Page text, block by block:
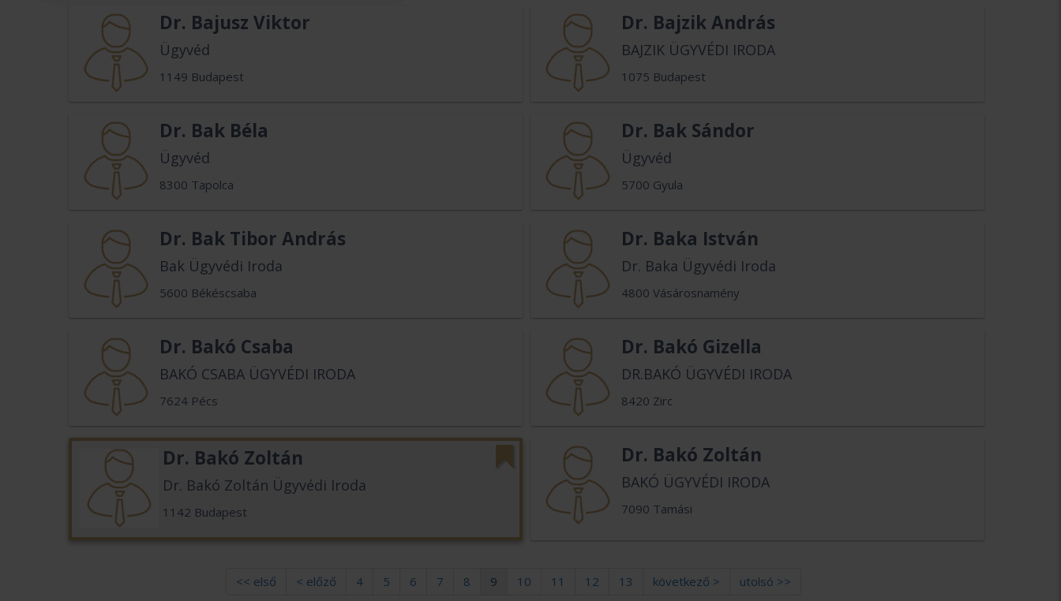
Dr. Bajusz Viktor
Ügyvéd
1149 Budapest
Dr. Bajzik András
BAJZIK ÜGYVÉDI IRODA
1075 Budapest
Dr. Bak Béla
Ügyvéd
8300 Tapolca
Dr. Bak Sándor
Ügyvéd
5700 Gyula
Dr. Bak Tibor András
Bak Ügyvédi Iroda
5600 Békéscsaba
Dr. Baka István
Dr. Baka Ügyvédi Iroda
4800 Vásárosnamény
Dr. Bakó Csaba
BAKÓ CSABA ÜGYVÉDI IRODA
7624 Pécs
Dr. Bakó Gizella
DR.BAKÓ ÜGYVÉDI IRODA
8420 Zirc
Dr. Bakó Zoltán
Dr. Bakó Zoltán Ügyvédi Iroda
1142 Budapest
Dr. Bakó Zoltán
BAKÓ ÜGYVÉDI IRODA
7090 Tamási
<< első < előző 4 5 6 7 8 9 10 11 12 13 következő > utolsó >>